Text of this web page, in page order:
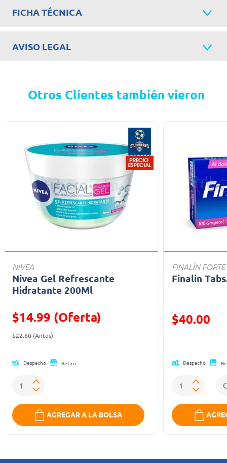
FICHA TÉCNICA
AVISO LEGAL
Otros Clientes también vieron
NIVEA
Nivea Gel Refrescante
Hidratante 200Ml
$14.99 (Oferta)
Precio reducido de
$22.50(Antes)
Despacho Retiro
AGREGAR A LA BOLSA
FINALÍN FORTE
Finalin
Precio
$40.00
Despacho